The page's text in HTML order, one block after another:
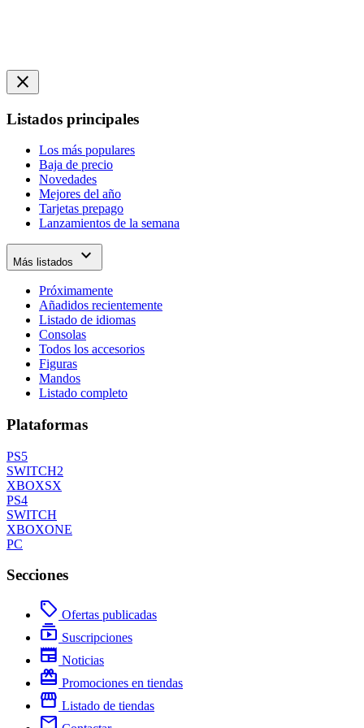
close
Listados principales
Los más populares
Baja de precio
Novedades
Mejores del año
Tarjetas prepago
Lanzamientos de la semana
Más listados expand_more
Próximamente
Añadidos recientemente
Listado de idiomas
Consolas
Todos los accesorios
Figuras
Mandos
Listado completo
Plataformas
PS5
SWITCH2
XBOXSX
PS4
SWITCH
XBOXONE
PC
Secciones
local_offer Ofertas publicadas
subscriptions Suscripciones
newspaper Noticias
redeem Promociones en tiendas
storefront Listado de tiendas
mail